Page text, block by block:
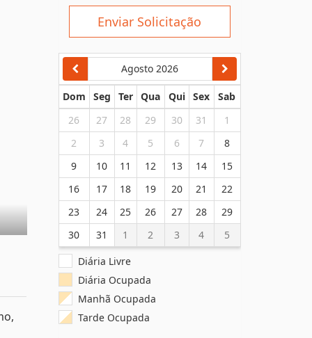
Enviar Solicitação
Agosto 2026
Dom Seg Ter Qua Qui Sex
Sab
26
27 28 29 30 31
1
2
3 4 5 6 7
8
9
10 11 12 13 14
15
16
17 18 19 20 21
22
23
24 25
30
31 1 2
Diária Livre